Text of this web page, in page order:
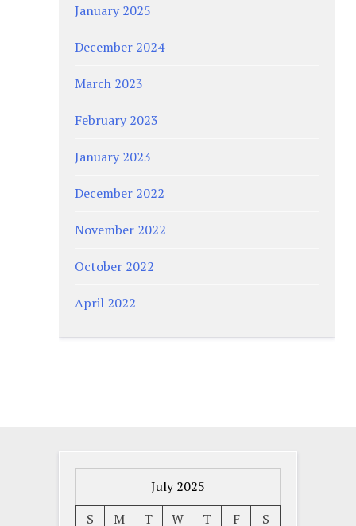
January 2025
December 2024
March 2023
February 2023
January 2023
December 2022
November 2022
October 2022
April 2022
July 2025
S
M T W T F S